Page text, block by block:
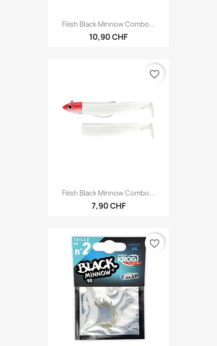
Fiiish Black Minnow Combo...
10,90 CHF
Fiiish Black Minnow Combo...
7,90 CHF
favorite_border
favorite_border